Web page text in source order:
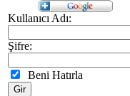
Kullanıcı Adı:
Şifre:
Beni Hatırla